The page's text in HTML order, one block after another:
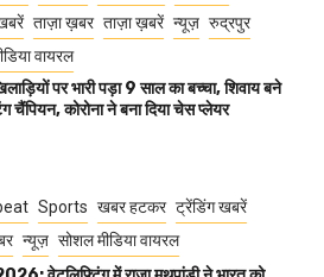
ताज़ा ख़बर ताज़ा ख़बरें न्यूज़ रुद्रपुर
वायरल
पर भारी पड़ा 9 साल का बच्चा, शिवाय बने
चैंपियन, कोरोना ने बना दिया चेस प्लेयर
Sports खबर हटकर ट्रेंडिंग खबरें
न्यूज़ सोशल मीडिया वायरल